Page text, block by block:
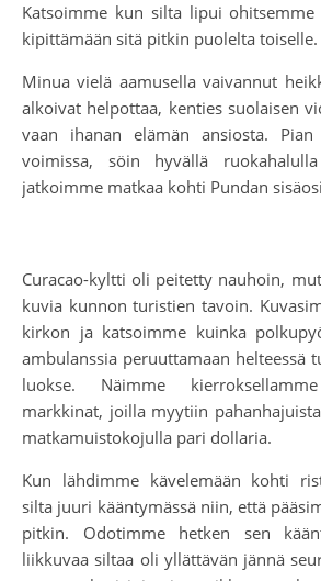
Katsoimme kun silta lipui
kipittämään sitä pitkin puolelta toiselle.
Minua vielä aamusella vaivannut
alkoivat helpottaa, kenties suolaisen
vaan ihanan elämän ansiosta.
voimissa, söin hyvällä
jatkoimme matkaa kohti Pundan
Curacao-kyltti oli peitetty nauhoin,
kuvia kunnon turistien tavoin.
kirkon ja katsoimme kuinka
ambulanssia peruuttamaan helteessä
luokse. Näimme
markkinat, joilla myytiin
matkamuistokojulla pari dollaria.
Kun lähdimme kävelemään kohti
silta juuri kääntymässä niin, että
pitkin. Odotimme hetken sen
liikkuvaa siltaa oli yllättävän jännä